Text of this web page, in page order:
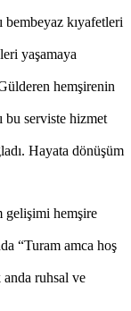
kıyafetleri
yaşamaya
hemşirenin
bu serviste hizmet
Hayata dönüşüm
gelişimi hemşire
“Turam amca hoş
anda ruhsal ve